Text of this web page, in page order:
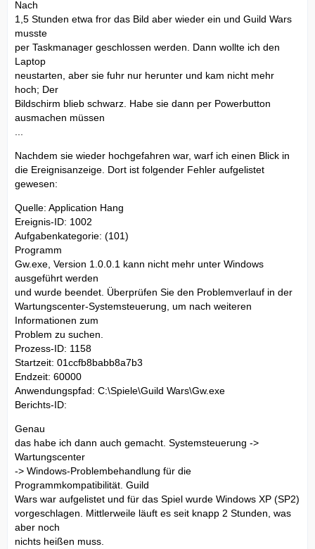
Nach
1,5 Stunden etwa fror das Bild aber wieder ein und Guild Wars
musste
per Taskmanager geschlossen werden. Dann wollte ich den
Laptop
neustarten, aber sie fuhr nur herunter und kam nicht mehr
hoch; Der
Bildschirm blieb schwarz. Habe sie dann per Powerbutton
ausmachen müssen
Nachdem sie wieder hochgefahren war, warf ich einen Blick in
die Ereignisanzeige. Dort ist folgender Fehler aufgelistet
gewesen:
Quelle: Application Hang
Ereignis-ID: 1002
Aufgabenkategorie: (101)
Programm
Gw.exe, Version 1.0.0.1 kann nicht mehr unter Windows
ausgeführt werden
und wurde beendet. Überprüfen Sie den Problemverlauf in der
Wartungscenter-Systemsteuerung, um nach weiteren
Informationen zum
Problem zu suchen.
Prozess-ID: 1158
Startzeit: 01ccfb8babb8a7b3
Endzeit: 60000
Anwendungspfad: C:\Spiele\Guild Wars\Gw.exe
Berichts-ID:
Genau
das habe ich dann auch gemacht. Systemsteuerung ->
Wartungscenter
-> Windows-Problembehandlung für die
Programmkompatibilität. Guild
Wars war aufgelistet und für das Spiel wurde Windows XP (SP2)
vorgeschlagen. Mittlerweile läuft es seit knapp 2 Stunden, was
aber noch
nichts heißen muss.